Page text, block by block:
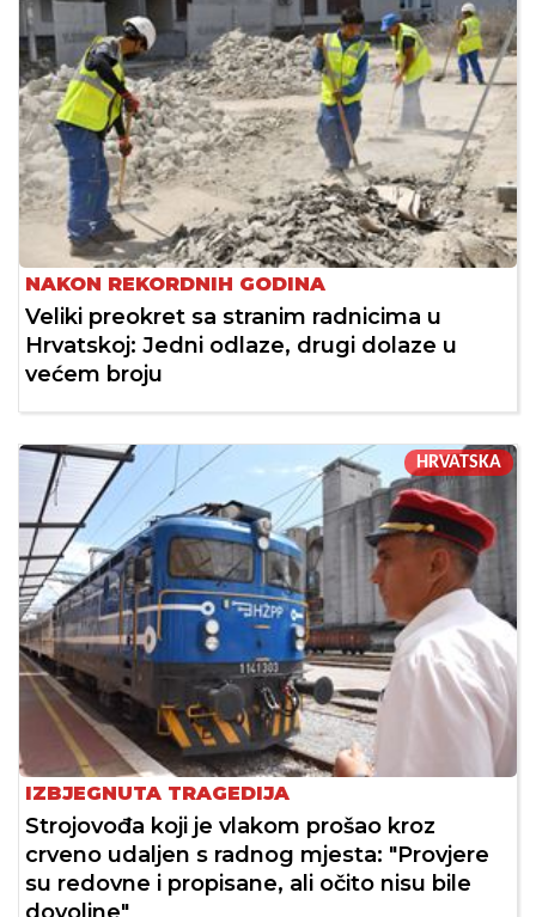
NAKON REKORDNIH GODINA
Veliki preokret sa stranim radnicima u
Hrvatskoj: Jedni odlaze, drugi dolaze u
većem broju
HRVATSKA
IZBJEGNUTA TRAGEDIJA
Strojovođa koji je vlakom prošao kroz
crveno udaljen s radnog mjesta: "Provjere
su redovne i propisane, ali očito nisu bile